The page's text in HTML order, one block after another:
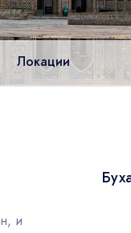
Локации
и